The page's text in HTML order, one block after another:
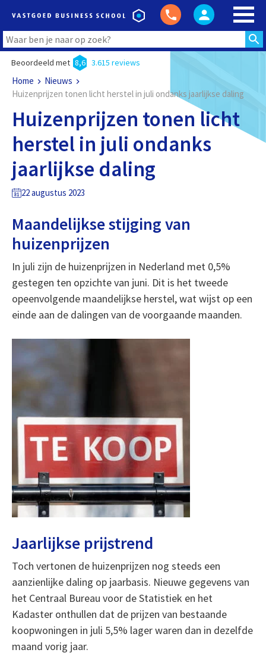
Beoordeeld met 8,6 3.615 reviews
Home
Nieuws
Huizenprijzen tonen licht herstel in juli ondanks jaarlijkse daling
Huizenprijzen tonen licht
herstel in juli ondanks
jaarlijkse daling
22 augustus 2023
Maandelijkse stijging van
huizenprijzen
In juli zijn de huizenprijzen in Nederland met 0,5%
gestegen ten opzichte van juni. Dit is het tweede
opeenvolgende maandelijkse herstel, wat wijst op een
einde aan de dalingen van de voorgaande maanden.
Jaarlijkse prijstrend
Toch vertonen de huizenprijzen nog steeds een
aanzienlijke daling op jaarbasis. Nieuwe gegevens van
het Centraal Bureau voor de Statistiek en het
Kadaster onthullen dat de prijzen van bestaande
koopwoningen in juli 5,5% lager waren dan in dezelfde
maand vorig jaar.